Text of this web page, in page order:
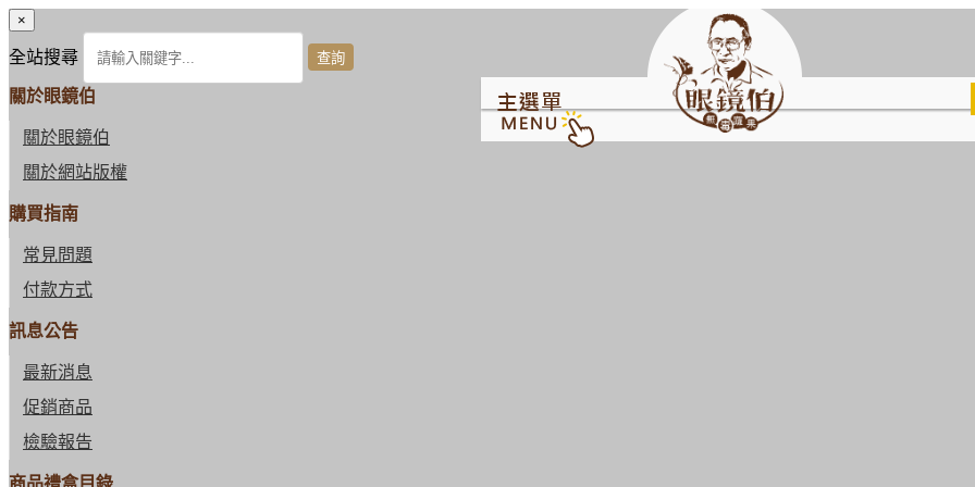
×
全站搜尋
關於眼鏡伯
關於眼鏡伯
關於網站版權
購買指南
常見問題
付款方式
訊息公告
最新消息
促銷商品
檢驗報告
商品禮盒目錄